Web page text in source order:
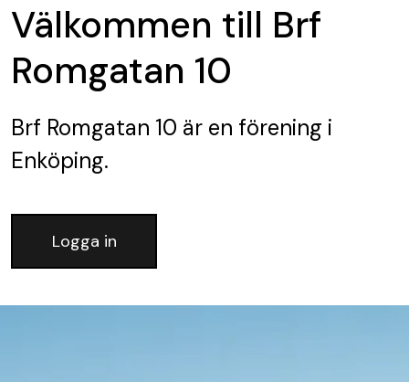
Välkommen till Brf
Romgatan 10
Brf Romgatan 10 är en förening i
Enköping.
Logga in